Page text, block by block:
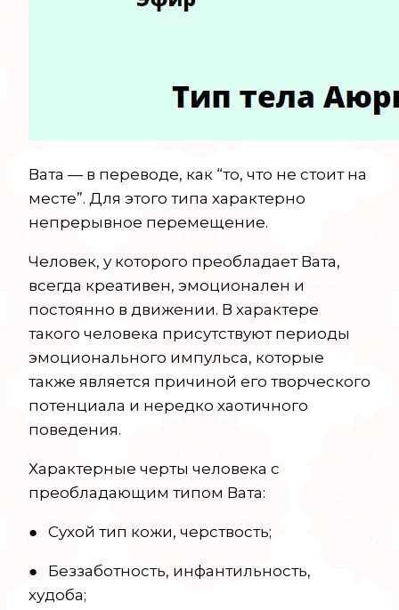
Вата — в переводе, как “то, что не стоит на
месте”. Для этого типа характерно
непрерывное перемещение.
Человек, у которого преобладает Вата,
всегда креативен, эмоционален и
постоянно в движении. В характере
такого человека присутствуют периоды
эмоционального импульса, которые
также является причиной его творческого
потенциала и нередко хаотичного
поведения.
Характерные черты человека с
преобладающим типом Вата:
● Сухой тип кожи, черствость;
● Беззаботность, инфантильность,
худоба;